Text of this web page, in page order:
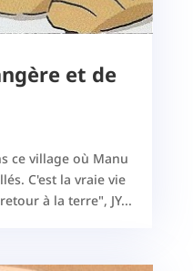
et de
ce village où Manu
C'est la vraie vie
à la terre", JY...